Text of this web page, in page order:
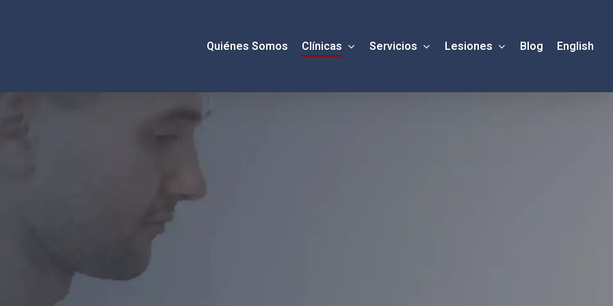
Quiénes Somos Clínicas Servicios Lesiones Blog English